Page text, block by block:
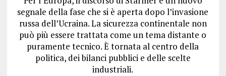
segnale della fase che si è aperta dopo l’invasione
russa dell’Ucraina. La sicurezza continentale non
può più essere trattata come un tema distante o
puramente tecnico. È tornata al centro della
politica, dei bilanci pubblici e delle scelte
industriali.